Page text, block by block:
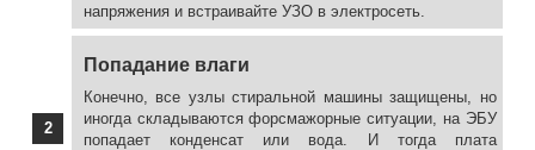
напряжения и встраивайте УЗО в электросеть.
Попадание влаги
Конечно, все узлы стиральной машины защищены, но
иногда складываются форсмажорные ситуации, на ЭБУ
попадает конденсат или вода. И тогда плата